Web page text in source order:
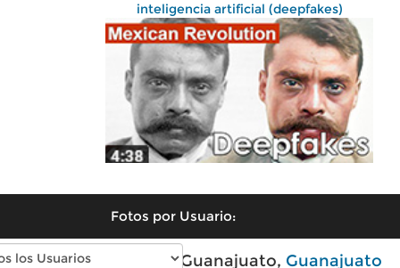
inteligencia artificial (deepfakes)
Fotos por Usuario:
Fotos modernas de Guanajuato, Guanajuato